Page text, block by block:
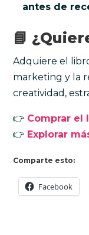
antes de
📘
Adquiere el
marketing y la
creatividad,
👉 Comprar el
👉 Explorar
Comparte esto:
Facebook